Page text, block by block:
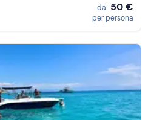
da 50 €
per persona